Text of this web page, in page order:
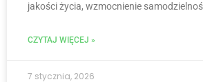
jakości życia, wzmocnienie
CZYTAJ WIĘCEJ »
7 stycznia, 2026